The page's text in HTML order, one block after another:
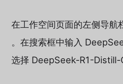
在工作空间页面的左侧导
。在搜索框中输入
选择 DeepSeek-R1-Distill-